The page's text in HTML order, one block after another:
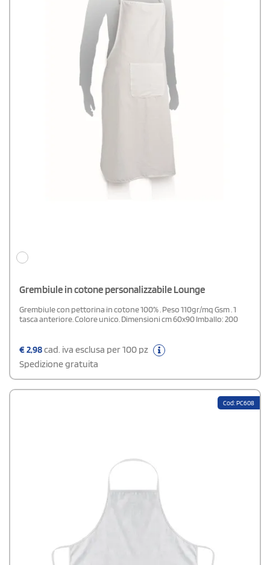
Grembiule in cotone personalizzabile Lounge
Grembiule con pettorina in cotone 100% . Peso 110gr/mq Gsm . 1
tasca anteriore. Colore unico. Dimensioni cm 60x90 Imballo: 200
€2,98cad. iva esclusa per 100 pz
Spedizione gratuita
Cod: PC608